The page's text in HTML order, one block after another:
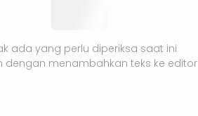
ada yang perlu diperiksa saat ini
dengan menambahkan teks ke editor